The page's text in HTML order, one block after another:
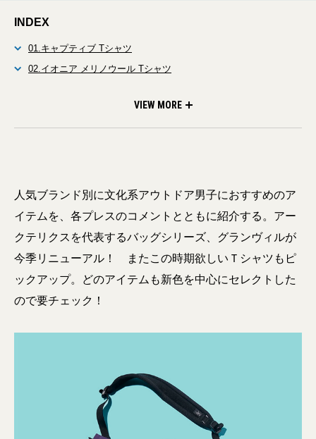
INDEX
01.キャプティブ Tシャツ
02.イオニア メリノウール Tシャツ
VIEW MORE
人気ブランド別に文化系アウトドア男子におすすめのア
イテムを、各プレスのコメントとともに紹介する。アー
クテリクスを代表するバッグシリーズ、グランヴィルが
今季リニューアル！ またこの時期欲しいＴシャツもピ
ックアップ。どのアイテムも新色を中心にセレクトした
ので要チェック！